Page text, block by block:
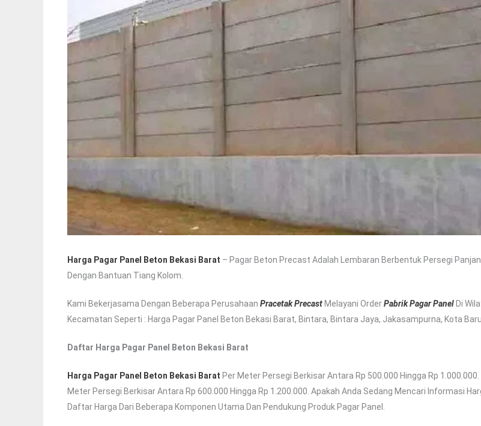
Harga Pagar Panel Beton Bekasi Barat – Pagar Beton Precast Adalah Lembaran Berbentuk Persegi
Dengan Bantuan Tiang Kolom.
Kami Bekerjasama Dengan Beberapa Perusahaan Pracetak Precast Melayani OrderPabrik Pagar Panel Di
Kecamatan Seperti : Harga Pagar Panel Beton Bekasi Barat, Bintara, Bintara Jaya, Jakasampurna, Kota
Daftar Harga Pagar Panel Beton Bekasi Barat
Harga Pagar Panel Beton Bekasi Barat Per Meter Persegi Berkisar Antara Rp 500.000 Hingga Rp
Meter Persegi Berkisar Antara Rp 600.000 Hingga Rp 1.200.000. Apakah Anda Sedang Mencari Informasi
Daftar Harga Dari Beberapa Komponen Utama Dan Pendukung Produk Pagar Panel.